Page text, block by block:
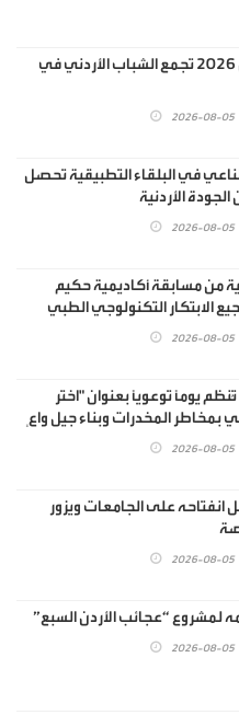
معسكرات الحسين 2026 تجمع الشباب الأردني في
2026-08-05
في البلقاء التطبيقية تحصل
الأردنية
2026-08-05
من مسابقة أكاديمية حكيم
2026-08-05
يومًا توعويًا بعنوان "اختر
بمخاطر المخدرات وبناء جيل واعٍ
2026-08-05
انفتاحه على الجامعات ويزور
2026-08-05
لمشروع “عجائب الأردن السبع”
2026-08-05